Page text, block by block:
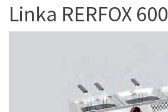
Linka RERFOX 600